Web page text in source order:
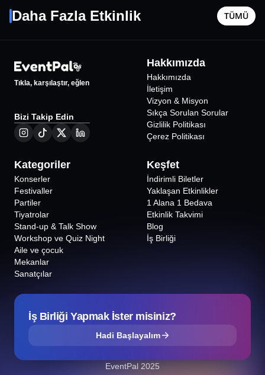
Çikolatanın Kalbine Yolculuk
Daha Fazla Etkinlik TÜMÜ
%12 İNDİRİMLİ
İstanbul
Cafe Theatre Koşuyolu
13
İstanbul
Tıkla, karşılaştır, eğlen
Bizi Takip Edin
Hakkımızda
Hakkımızda
İletişim
Vizyon & Misyon
Sıkça Sorulan Sorular
Gizlilik Politikası
Çerez Politikası
Kategoriler
Konserler
Festivaller
Partiler
Tiyatrolar
Stand-up & Talk Show
Workshop ve Quiz Night
Aile ve çocuk
Mekanlar
Sanatçılar
Keşfet
İndirimli Biletler
Yaklaşan Etkinlikler
1 Alana 1 Bedava
Etkinlik Takvimi
Blog
İş Birliği
İş Birliği Yapmak İster misiniz?
Hadi Başlayalım
EventPal 2025